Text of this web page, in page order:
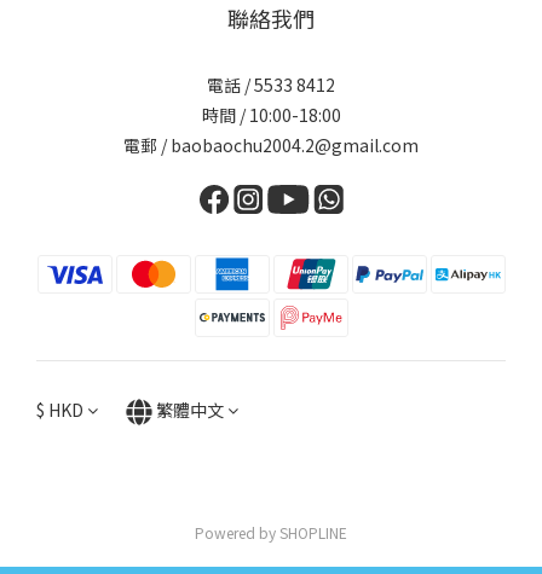
聯絡我們
電話 / 5533 8412
時間 / 10:00-18:00
電郵 / baobaochu2004.2@gmail.com
$ HKD 繁體中文
Powered by SHOPLINE